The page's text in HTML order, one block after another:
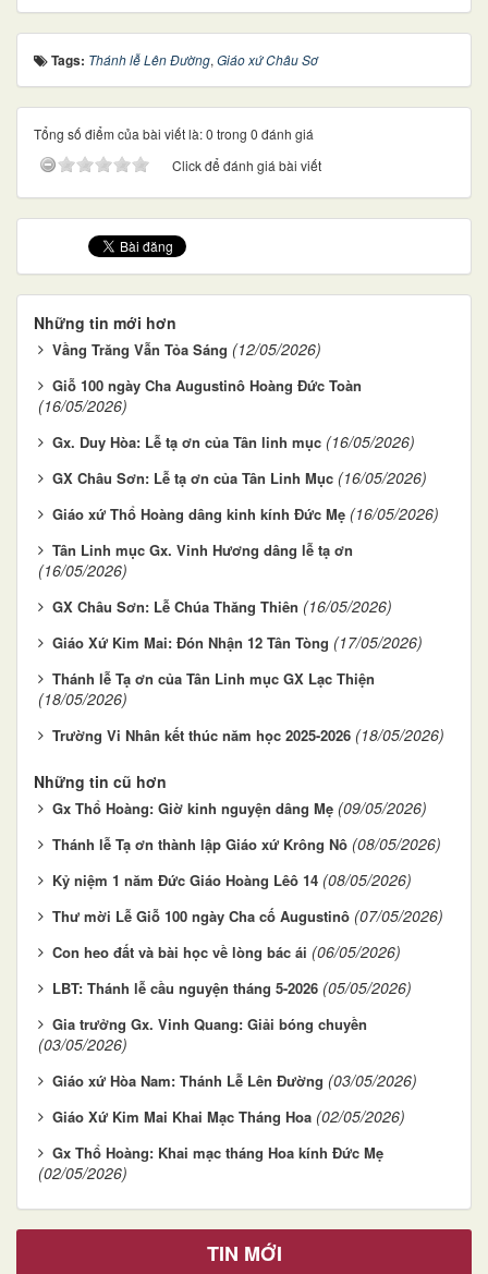
Tags: Thánh lễ Lên Đường, Giáo xứ Châu Sơ
Tổng số điểm của bài viết là: 0 trong 0 đánh giá
Click để đánh giá bài viết
Những tin mới hơn
Vầng Trăng Vẫn Tỏa Sáng (12/05/2026)
Giỗ 100 ngày Cha Augustinô Hoàng Đức Toàn
(16/05/2026)
Gx. Duy Hòa: Lễ tạ ơn của Tân linh mục (16/05/2026)
GX Châu Sơn: Lễ tạ ơn của Tân Linh Mục (16/05/2026)
Giáo xứ Thổ Hoàng dâng kinh kính Đức Mẹ (16/05/2026)
Tân Linh mục Gx. Vinh Hương dâng lễ tạ ơn
(16/05/2026)
GX Châu Sơn: Lễ Chúa Thăng Thiên (16/05/2026)
Giáo Xứ Kim Mai: Đón Nhận 12 Tân Tòng (17/05/2026)
Thánh lễ Tạ ơn của Tân Linh mục GX Lạc Thiện
(18/05/2026)
Trường Vi Nhân kết thúc năm học 2025-2026 (18/05/2026)
Những tin cũ hơn
Gx Thổ Hoàng: Giờ kinh nguyện dâng Mẹ (09/05/2026)
Thánh lễ Tạ ơn thành lập Giáo xứ Krông Nô (08/05/2026)
Kỷ niệm 1 năm Đức Giáo Hoàng Lêô 14 (08/05/2026)
Thư mời Lễ Giỗ 100 ngày Cha cố Augustinô (07/05/2026)
Con heo đất và bài học về lòng bác ái (06/05/2026)
LBT: Thánh lễ cầu nguyện tháng 5-2026 (05/05/2026)
Gia trưởng Gx. Vinh Quang: Giải bóng chuyền
(03/05/2026)
Giáo xứ Hòa Nam: Thánh Lễ Lên Đường (03/05/2026)
Giáo Xứ Kim Mai Khai Mạc Tháng Hoa (02/05/2026)
Gx Thổ Hoàng: Khai mạc tháng Hoa kính Đức Mẹ
(02/05/2026)
TIN MỚI